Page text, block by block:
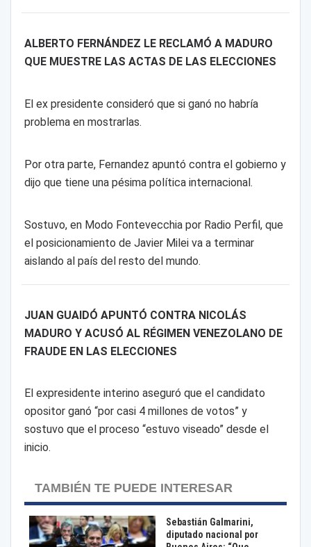
ALBERTO FERNÁNDEZ LE RECLAMÓ A MADURO
QUE MUESTRE LAS ACTAS DE LAS ELECCIONES
El ex presidente consideró que si ganó no habría
problema en mostrarlas.
Por otra parte, Fernandez apuntó contra el gobierno y
dijo que tiene una pésima política internacional.
Sostuvo, en Modo Fontevecchia por Radio Perfil, que
el posicionamiento de Javier Milei va a terminar
aislando al país del resto del mundo.
JUAN GUAIDÓ APUNTÓ CONTRA NICOLÁS
MADURO Y ACUSÓ AL RÉGIMEN VENEZOLANO DE
FRAUDE EN LAS ELECCIONES
El expresidente interino aseguró que el candidato
opositor ganó “por casi 4 millones de votos” y
sostuvo que el proceso “estuvo viseado” desde el
inicio.
TAMBIÉN TE PUEDE INTERESAR
Sebastián Galmarini,
diputado nacional por